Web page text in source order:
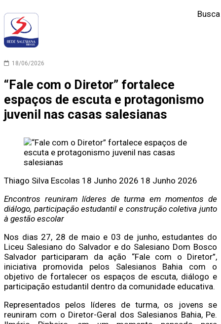
Busca
18/06/2026
“Fale com o Diretor” fortalece
espaços de escuta e protagonismo
juvenil nas casas salesianas
Thiago Silva Escolas 18 Junho 2026 18 Junho 2026
Encontros reuniram líderes de turma em momentos de
diálogo, participação estudantil e construção coletiva junto
à gestão escolar
Nos dias 27, 28 de maio e 03 de junho, estudantes do
Liceu Salesiano do Salvador e do Salesiano Dom Bosco
Salvador participaram da ação “Fale com o Diretor”,
iniciativa promovida pelos Salesianos Bahia com o
objetivo de fortalecer os espaços de escuta, diálogo e
participação estudantil dentro da comunidade educativa.
Representados pelos líderes de turma, os jovens se
reuniram com o Diretor-Geral dos Salesianos Bahia, Pe.